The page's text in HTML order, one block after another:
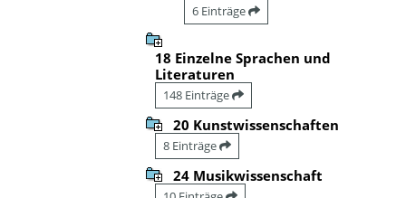
6 Einträge
18 Einzelne Sprachen und
Literaturen
148 Einträge
20 Kunstwissenschaften
8 Einträge
24 Musikwissenschaft